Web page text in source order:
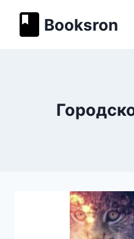
содержимому
Booksron